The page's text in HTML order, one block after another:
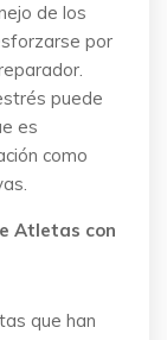
de los
por
puede
es
como
Atletas con
que han